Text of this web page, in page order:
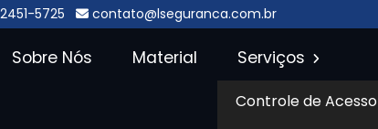
5725 contato@lseguranca.com.br
Sobre Nós Material Serviços
Controle de Acesso